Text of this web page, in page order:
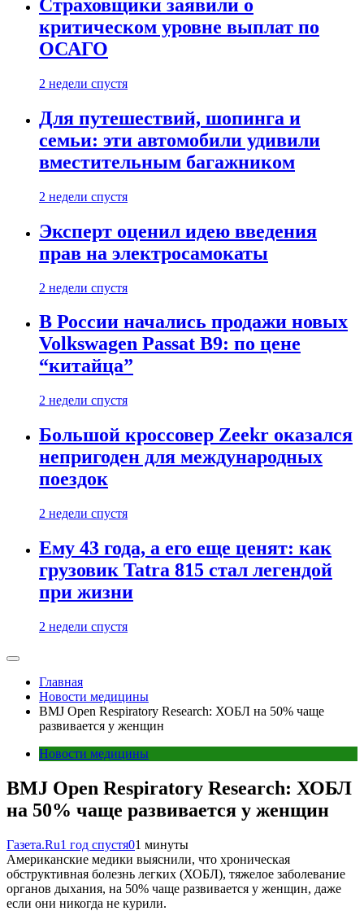
Страховщики заявили о
критическом уровне выплат по
ОСАГО
2 недели спустя
Для путешествий, шопинга и
семьи: эти автомобили удивили
вместительным багажником
2 недели спустя
Эксперт оценил идею введения
прав на электросамокаты
2 недели спустя
В России начались продажи новых
Volkswagen Passat B9: по цене
“китайца”
2 недели спустя
Большой кроссовер Zeekr оказался
непригоден для международных
поездок
2 недели спустя
Ему 43 года, а его еще ценят: как
грузовик Tatra 815 стал легендой
при жизни
2 недели спустя
Главная
Новости медицины
BMJ Open Respiratory Research: ХОБЛ на 50% чаще
развивается у женщин
Новости медицины
BMJ Open Respiratory Research: ХОБЛ
на 50% чаще развивается у женщин
Газета.Ru1 год спустя01 минуты
Американские медики выяснили, что хроническая
обструктивная болезнь легких (ХОБЛ), тяжелое заболевание
органов дыхания, на 50% чаще развивается у женщин, даже
если они никогда не курили.